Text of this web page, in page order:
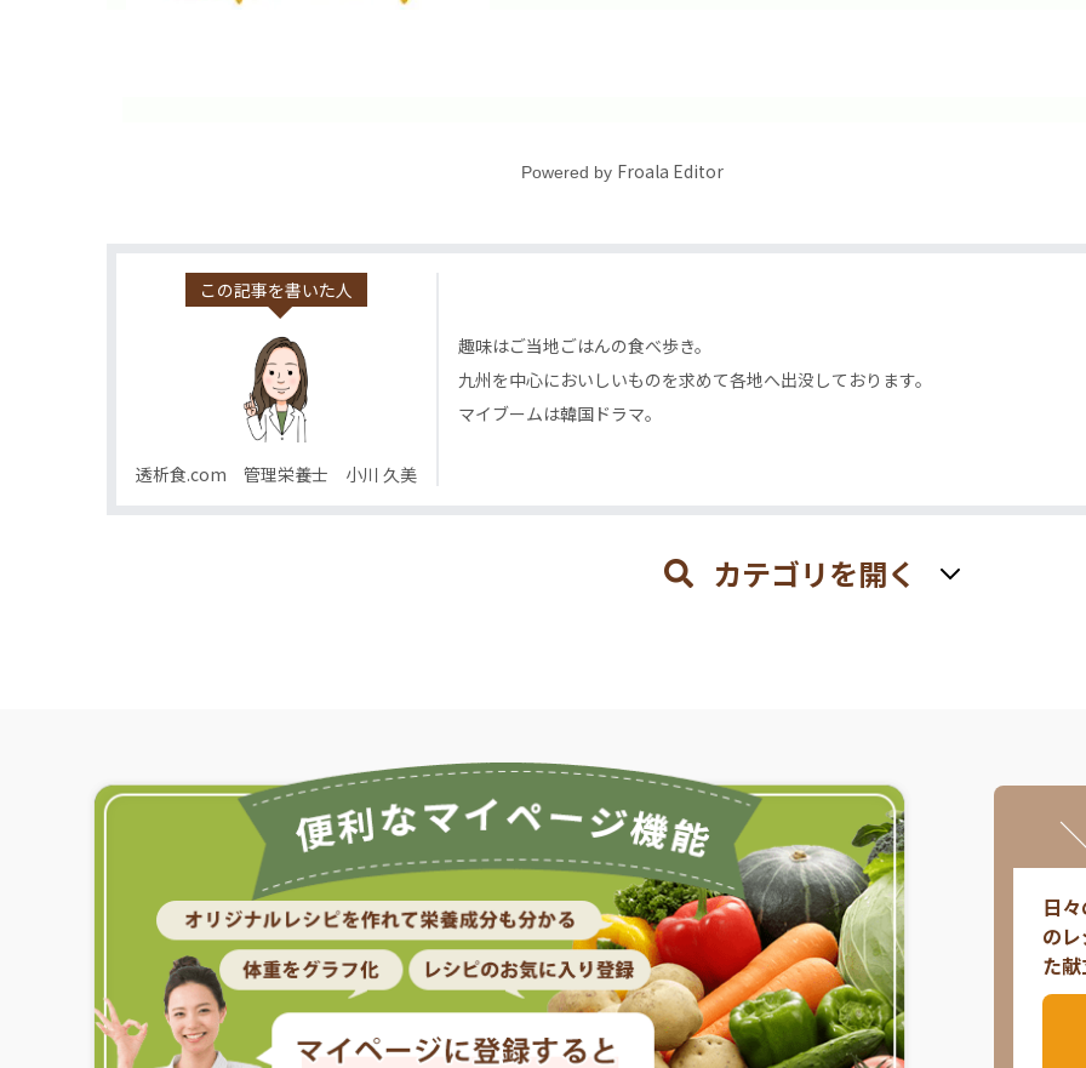
Powered by Froala Editor
この記事を書いた人
透析食.com 管理栄養士 小川 久美
趣味はご当地ごはんの食べ歩き。
九州を中心においしいものを求めて各地へ出没しております。
マイブームは韓国ドラマ。
カテゴリを開く
日
の
た